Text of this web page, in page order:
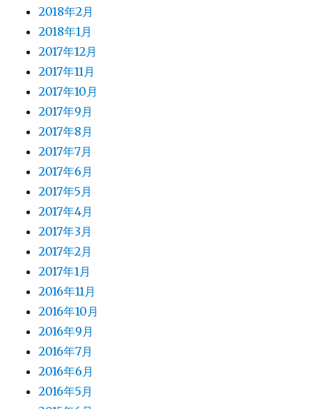
2018年2月
2018年1月
2017年12月
2017年11月
2017年10月
2017年9月
2017年8月
2017年7月
2017年6月
2017年5月
2017年4月
2017年3月
2017年2月
2017年1月
2016年11月
2016年10月
2016年9月
2016年7月
2016年6月
2016年5月